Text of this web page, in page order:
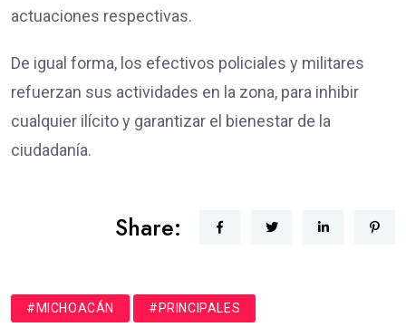
actuaciones respectivas.
De igual forma, los efectivos policiales y militares
refuerzan sus actividades en la zona, para inhibir
cualquier ilícito y garantizar el bienestar de la
ciudadanía.
Share:
#MICHOACÁN #PRINCIPALES